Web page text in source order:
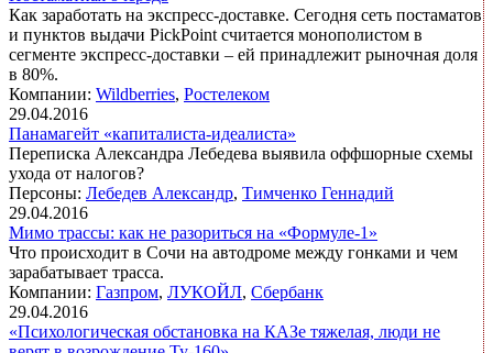
Как заработать на экспресс-доставке. Сегодня сеть постаматов
и пунктов выдачи PickPoint считается монополистом в
сегменте экспресс-доставки – ей принадлежит рыночная доля
в 80%.
Компании: Wildberries, Ростелеком
29.04.2016
Панамагейт «капиталиста-идеалиста»
Переписка Александра Лебедева выявила оффшорные схемы
ухода от налогов?
Персоны: Лебедев Александр, Тимченко Геннадий
29.04.2016
Мимо трассы: как не разориться на «Формуле-1»
Что происходит в Сочи на автодроме между гонками и чем
зарабатывает трасса.
Компании: Газпром, ЛУКОЙЛ, Сбербанк
29.04.2016
«Психологическая обстановка на КАЗе тяжелая, люди не